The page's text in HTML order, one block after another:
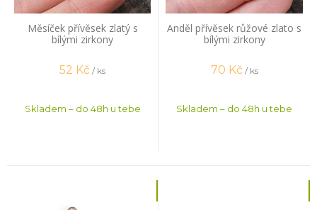
Měsíček přívěsek zlatý s
bílými zirkony
52 Kč / ks
Skladem – do 48h u tebe
Anděl přívěsek růžové zlato s
bílými zirkony
70 Kč / ks
Skladem – do 48h u tebe